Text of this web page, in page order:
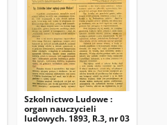
Szkolnictwo Ludowe :
organ nauczycieli
ludowych. 1893, R.3, nr 03